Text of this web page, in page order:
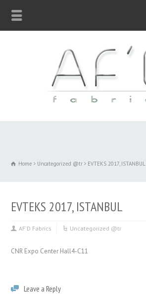
Home Uncategorized @tr EVTEKS 2017, ISTANBUL
EVTEKS 2017, ISTANBUL
AF'D Fabrics Uncategorized @tr
CNR Expo Center Hall4-C11
Leave a Reply